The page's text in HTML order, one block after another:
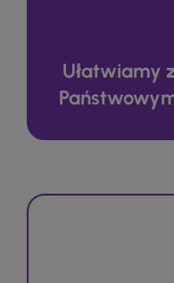
Ułatwiamy